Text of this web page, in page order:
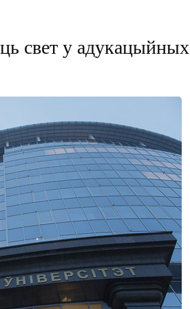
свет у адукацыйных